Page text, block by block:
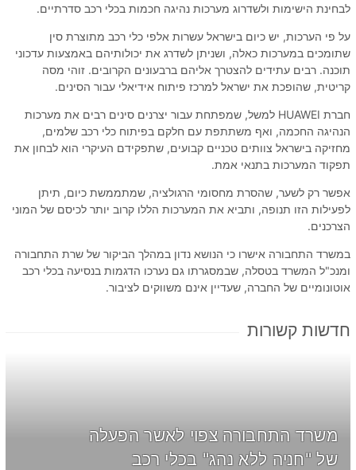
לבחינת הישימות ולשדרוג מערכות נהיגה חכמות בכלי רכב סדרתיים.
על פי הערכות, יש כיום בישראל עשרות אלפי כלי רכב מתוצרת סין
שתומכים במערכות כאלה, ושניתן לשדרג את יכולותיהם באמצעות עדכוני
תוכנה. רבים עתידים להצטרך אליהם ברבעונים הקרובים. זוהי מסה
קריטית, שהופכת את ישראל למרכז פיתוח אידיאלי עבור הסינים.
חברת HUAWEI למשל, שמפתחת עבור יצרנים סינים רבים את מערכות
הנהיגה החכמה, ואף משתתפת עם חלקם בפיתוח כלי רכב שלמים,
מחזיקה בישראל צוותים טכניים קבועים, שתפקידם העיקרי הוא לבחון את
תפקוד המערכות בתנאי אמת.
אפשר רק לשער, שהסרת מחסומי הרגולציה, שמתממשת כיום, תיתן
לפעילות הזו תנופה, ותביא את המערכות הללו קרוב יותר לכיסם של המוני
הצרכנים.
במשרד התחבורה אישרו כי הנושא נדון במהלך הביקור של שרת התחבורה
ומנכ"ל המשרד בטסלה, שבמסגרתו גם נערכו הדגמות בנסיעה בכלי רכב
אוטונומיים של החברה, שעדיין אינם משווקים לציבור.
חדשות קשורות
משרד התחבורה צפוי לאשר הפעלה
של "חניה ללא נהג" בכלי רכב